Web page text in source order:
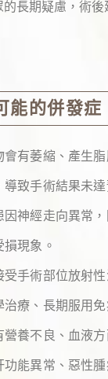
的長期疑慮，術
能的併發症
會有萎縮、產生
導致手術結果未
因神經走向異常
現象。
受手術部位放射
治療、長期服用
營養不良、血液方
功能異常、惡性